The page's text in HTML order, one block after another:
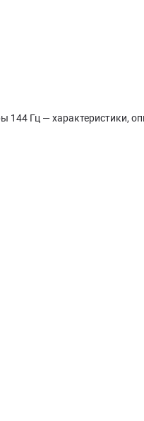
144 Гц — характеристики,